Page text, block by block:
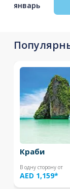
январь
Краби
В одну сторону от
AED 1,159*